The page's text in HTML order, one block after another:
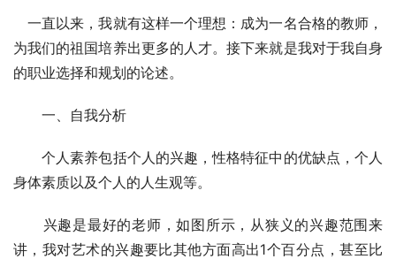
一直以来，我就有这样一个理想：成为一名合格的教师，
为我们的祖国培养出更多的人才。接下来就是我对于我自身
的职业选择和规划的论述。
一、自我分析
个人素养包括个人的兴趣，性格特征中的优缺点，个人
身体素质以及个人的人生观等。
兴趣是最好的老师，如图所示，从狭义的兴趣范围来
讲，我对艺术的兴趣要比其他方面高出1个百分点，甚至比